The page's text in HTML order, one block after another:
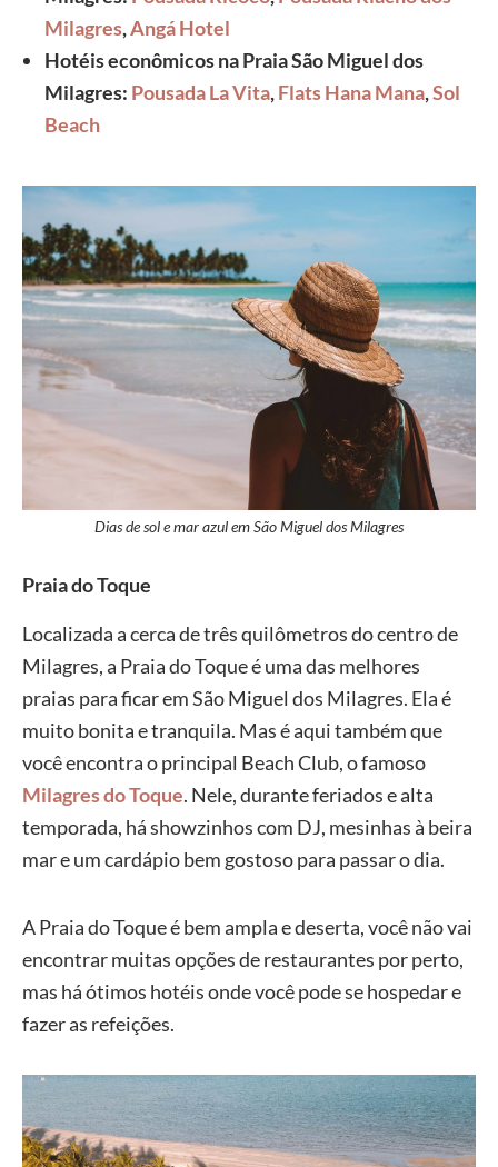
Milagres,Angá Hotel
Hotéis econômicos na Praia São Miguel dos
Milagres: Pousada La Vita,Flats Hana Mana,Sol
Beach
Dias de sol e mar azul em São Miguel dos Milagres
Praia do Toque
Localizada a cerca de três quilômetros do centro de
Milagres, a Praia do Toque é uma das melhores
praias para ficar em São Miguel dos Milagres. Ela é
muito bonita e tranquila. Mas é aqui também que
você encontra o principal Beach Club, o famoso
Milagres do Toque. Nele, durante feriados e alta
temporada, há showzinhos com DJ, mesinhas à beira
mar e um cardápio bem gostoso para passar o dia.
A Praia do Toque é bem ampla e deserta, você não vai
encontrar muitas opções de restaurantes por perto,
mas há ótimos hotéis onde você pode se hospedar e
fazer as refeições.